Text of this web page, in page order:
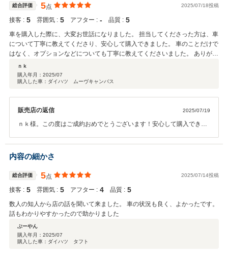
総合評価 5点 2025/07/18投稿
接客 : 5 雰囲気 : 5 アフター : ‐ 品質 : 5
車を購入した際に、大変お世話になりました。 担当してくださった方は、車
について丁寧に教えてくださり、安心して購入できました。 車のことだけで
はなく、オプションなどについても丁寧に教えてくださいました。 ありがと
うございました！
ｎｋ
購入年月： 2025/07
購入した車：ダイハツ ムーヴキャンバス
販売店の返信 2025/07/19
ｎｋ様。この度はご成約おめでとうございます！安心して購入できた
けではなく、オプション品もお取り扱いしております！購入時の取付
も可能ですし、ご納車後にやっぱり付けたいなと思っていただいたタ
ざいましたらいつでもご相談下さい！
内容の細かさ
総合評価 5点 2025/07/14投稿
接客 : 5 雰囲気 : 5 アフター : 4 品質 : 5
数人の知人から店の話を聞いて来ました。 車の状況も良く、よかったです。
話もわかりやすかったので助かりました
ぶーやん
購入年月： 2025/07
購入した車：ダイハツ タフト